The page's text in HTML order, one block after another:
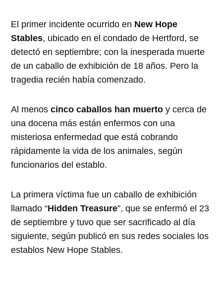
El primer incidente ocurrido en New Hope
Stables, ubicado en el condado de Hertford, se
detectó en septiembre; con la inesperada muerte
de un caballo de exhibición de 18 años. Pero la
tragedia recién había comenzado.
Al menoscinco caballos han muerto y cerca de
una docena más están enfermos con una
misteriosa enfermedad que está cobrando
rápidamente la vida de los animales, según
funcionarios del establo.
La primera víctima fue un caballo de exhibición
llamado “Hidden Treasure”, que se enfermó el 23
de septiembre y tuvo que ser sacrificado al día
siguiente, según publicó en sus redes sociales los
establos New Hope Stables.